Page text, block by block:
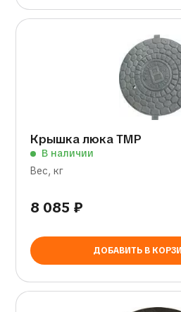
Крышка люка ТМР
В наличии
Вес, кг
8 085 ₽
ДОБАВИТЬ В